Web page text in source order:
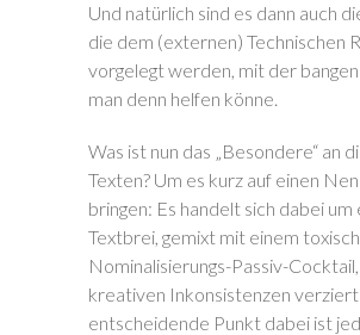
Und natürlich sind es dann auch
die dem (externen) Technischen
vorgelegt werden, mit der
man denn helfen könne.
Was ist nun das „Besondere“ an
Texten? Um es kurz auf einen
bringen: Es handelt sich dabei um
Textbrei, gemixt mit einem
Nominalisierungs-Passiv-
kreativen Inkonsistenzen
entscheidende Punkt dabei ist